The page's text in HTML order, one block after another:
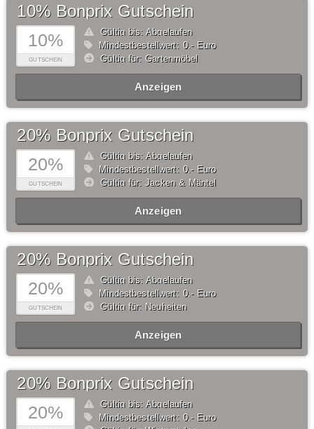
10%
GUTSCHEIN
10% Bonprix Gutschein
Gültig bis: Abgelaufen
Mindestbestellwert: 0,- Euro
Gültig für: Gartenmöbel
Anzeigen
20%
GUTSCHEIN
20% Bonprix Gutschein
Gültig bis: Abgelaufen
Mindestbestellwert: 0,- Euro
Gültig für: Jacken & Mäntel
Anzeigen
20%
GUTSCHEIN
20% Bonprix Gutschein
Gültig bis: Abgelaufen
Mindestbestellwert: 0,- Euro
Gültig für: Neuheiten
Anzeigen
20%
20% Bonprix Gutschein
Gültig bis: Abgelaufen
Mindestbestellwert: 0,- Euro